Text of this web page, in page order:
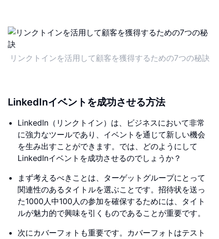
リンクトインを活用して顧客を獲得するための7つの秘訣
LinkedInイベントを成功させる方法
LinkedIn（リンクトイン）は、ビジネスにおいて非常
に強力なツールであり、イベントを通じて新しい機会
を生み出すことができます。では、どのようにして
LinkedInイベントを成功させるのでしょうか？
まず考えるべきことは、ターゲットグループにとって
関連性のあるタイトルを選ぶことです。招待状を送っ
た1000人中100人の参加を確保するためには、タイト
ルが魅力的で興味を引くものであることが重要です。
次にカバーフォトも重要です。カバーフォトはテスト